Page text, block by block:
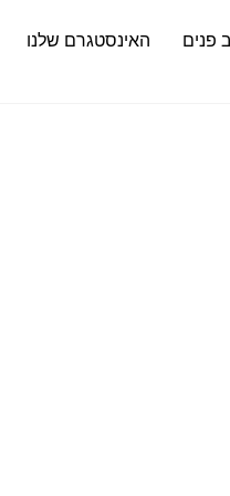
פנים האינסטגרם שלנו